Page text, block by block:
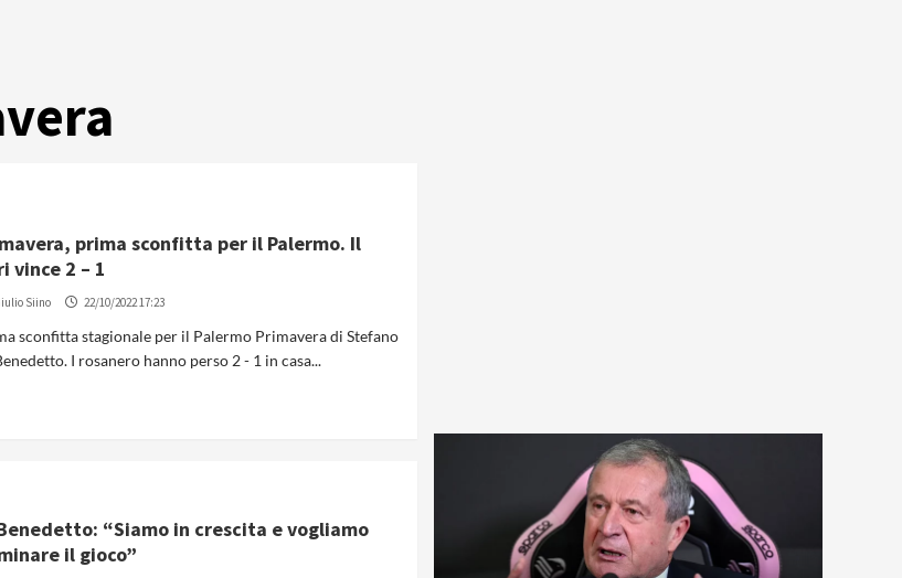
prima sconfitta per il Palermo. Il
vince 2 – 1
Siino 22/10/2022 17:23
sconfitta stagionale per il Palermo Primavera di Stefano
I rosanero hanno perso 2 - 1 in casa...
“Siamo in crescita e vogliamo
il gioco”